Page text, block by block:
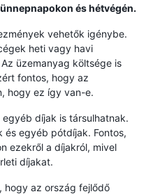
és hétvégén.
vehetők igénybe.
heti vagy havi
üzemanyag költsége is
fontos, hogy az
hogy ez így van-e.
díjak is társulhatnak.
és egyéb pótdíjak. Fontos,
ezekről a díjakról, mivel
díjakat.
hogy az ország fejlődő